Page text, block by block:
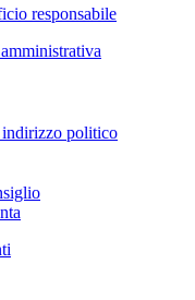
responsabile
politico